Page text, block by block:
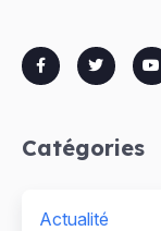
Catégories
Actualité